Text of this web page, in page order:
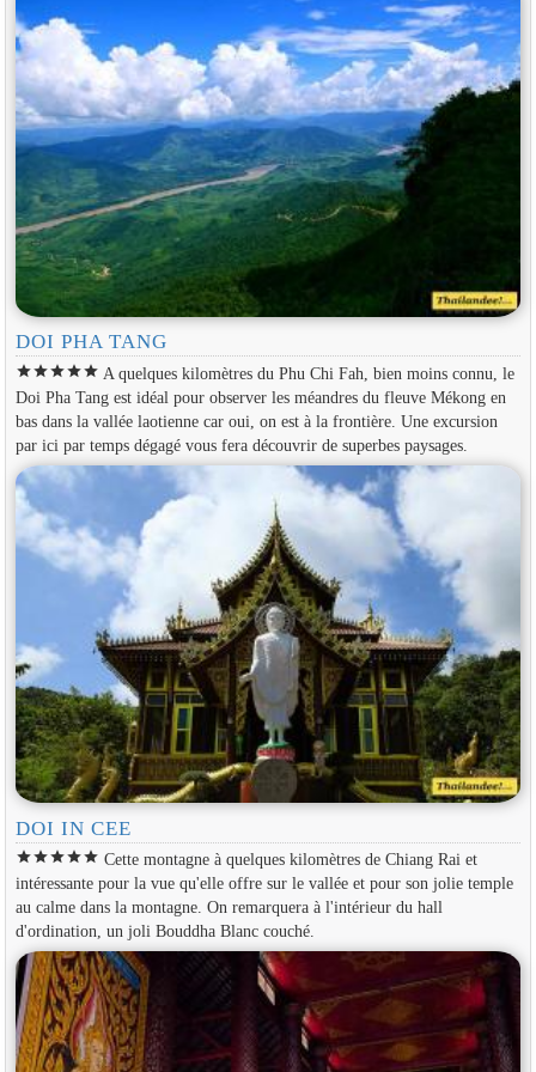
DOI PHA TANG
starstarstarstarstar A quelques kilomètres du Phu Chi Fah, bien moins connu, le
Doi Pha Tang est idéal pour observer les méandres du fleuve Mékong en
bas dans la vallée laotienne car oui, on est à la frontière. Une excursion
par ici par temps dégagé vous fera découvrir de superbes paysages.
DOI IN CEE
starstarstarstarstar Cette montagne à quelques kilomètres de Chiang Rai et
intéressante pour la vue qu'elle offre sur le vallée et pour son jolie temple
au calme dans la montagne. On remarquera à l'intérieur du hall
d'ordination, un joli Bouddha Blanc couché.